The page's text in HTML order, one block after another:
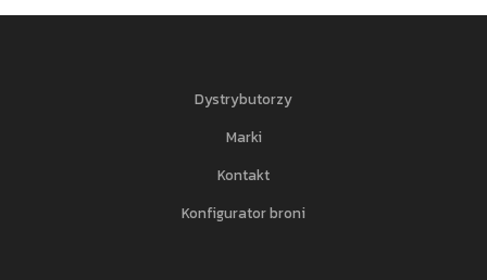
Dystrybutorzy
Marki
Kontakt
Konfigurator broni